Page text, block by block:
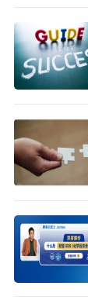
到高端贵
外来彩妆
选择，从
不同于其
心是少女
和高度契
的翻译、